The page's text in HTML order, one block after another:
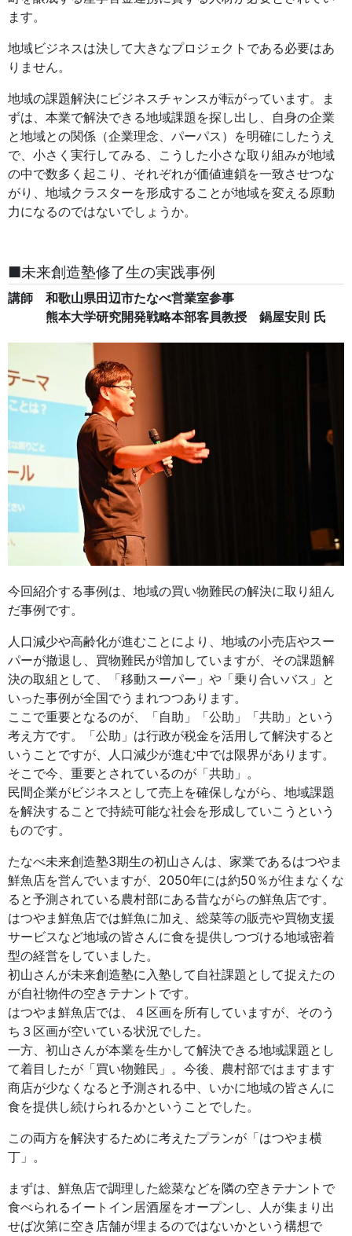
ます。
地域ビジネスは決して大きなプロジェクトである必要はあ
りません。
地域の課題解決にビジネスチャンスが転がっています。ま
ずは、本業で解決できる地域課題を探し出し、自身の企業
と地域との関係（企業理念、パーパス）を明確にしたうえ
で、小さく実行してみる、こうした小さな取り組みが地域
の中で数多く起こり、それぞれが価値連鎖を一致させつな
がり、地域クラスターを形成することが地域を変える原動
力になるのではないでしょうか。
■未来創造塾修了生の実践事例
講師 和歌山県田辺市たなべ営業室参事
熊本大学研究開発戦略本部客員教授 鍋屋安則 氏
今回紹介する事例は、地域の買い物難民の解決に取り組ん
だ事例です。
人口減少や高齢化が進むことにより、地域の小売店やスー
パーが撤退し、買物難民が増加していますが、その課題解
決の取組として、「移動スーパー」や「乗り合いバス」と
いった事例が全国でうまれつつあります。
ここで重要となるのが、「自助」「公助」「共助」という
考え方です。「公助」は行政が税金を活用して解決すると
いうことですが、人口減少が進む中では限界があります。
そこで今、重要とされているのが「共助」。
民間企業がビジネスとして売上を確保しながら、地域課題
を解決することで持続可能な社会を形成していこうという
ものです。
たなべ未来創造塾3期生の初山さんは、家業であるはつやま
鮮魚店を営んでいますが、2050年には約50％が住まなくな
ると予測されている農村部にある昔ながらの鮮魚店です。
はつやま鮮魚店では鮮魚に加え、総菜等の販売や買物支援
サービスなど地域の皆さんに食を提供しつづける地域密着
型の経営をしていました。
初山さんが未来創造塾に入塾して自社課題として捉えたの
が自社物件の空きテナントです。
はつやま鮮魚店では、４区画を所有していますが、そのう
ち３区画が空いている状況でした。
一方、初山さんが本業を生かして解決できる地域課題とし
て着目したが「買い物難民」。今後、農村部ではますます
商店が少なくなると予測される中、いかに地域の皆さんに
食を提供し続けられるかということでした。
この両方を解決するために考えたプランが「はつやま横
丁」。
まずは、鮮魚店で調理した総菜などを隣の空きテナントで
食べられるイートイン居酒屋をオープンし、人が集まり出
せば次第に空き店舗が埋まるのではないかという構想で